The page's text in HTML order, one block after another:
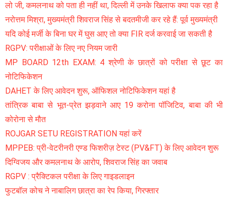
लो जी, कमलनाथ को पता ही नहीं था, दिल्ली में उनके खिलाफ क्या पक रहा है
नरोत्तम मिश्रा, मुख्यमंत्री शिवराज सिंह से बदतमीजी कर रहे हैं: पूर्व मुख्यमंत्री
यदि कोई मर्जी के बिना घर में घुस आए तो क्या FIR दर्ज करवाई जा सकती है
RGPV: परीक्षाओं के लिए नए नियम जारी
MP BOARD 12th EXAM: 4 श्रेणी के छात्रों को परीक्षा से छूट का
नोटिफिकेशन
DAHET के लिए आवेदन शुरू, ऑफिशल नोटिफिकेशन यहां है
तांत्रिक बाबा से भूत-प्रेत झड़वाने आए 19 करोना पॉजिटिव, बाबा की भी
कोरोना से मौत
ROJGAR SETU REGISTRATION यहां करें
MPPEB: प्री-वेटरीनरी एण्ड फिशरीज़ टेस्ट (PV&FT) के लिए आवेदन शुरू
दिग्विजय और कमलनाथ के आरोप, शिवराज सिंह का जवाब
RGPV : प्रैक्टिकल परीक्षा के लिए गाइडलाइन
फुटबॉल कोच ने नाबालिग छात्रा का रेप किया, गिरफ्तार